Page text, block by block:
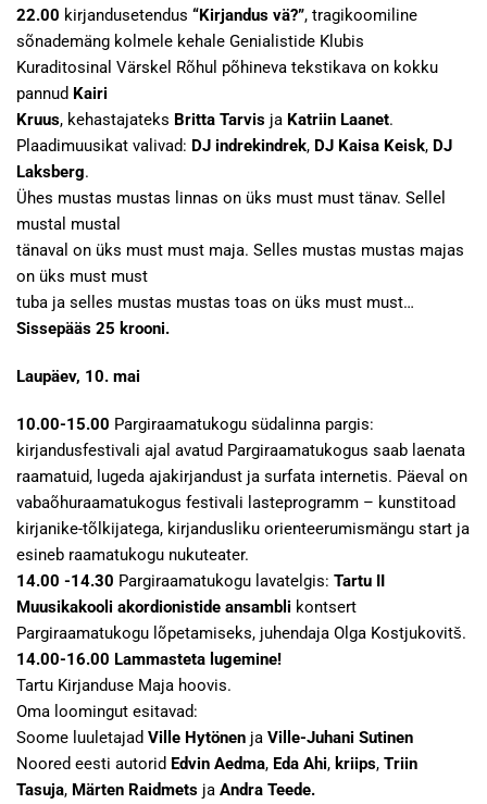
22.00 kirjandusetendus “Kirjandus vä?”, tragikoomiline
sõnademäng kolmele kehale Genialistide Klubis
Kuraditosinal Värskel Rõhul põhineva tekstikava on kokku
pannud Kairi
Kruus, kehastajateks Britta Tarvis ja Katriin Laanet.
Plaadimuusikat valivad: DJ indrekindrek, DJ Kaisa Keisk, DJ
Laksberg.
Ühes mustas mustas linnas on üks must must tänav. Sellel
mustal mustal
tänaval on üks must must maja. Selles mustas mustas majas
on üks must must
tuba ja selles mustas mustas toas on üks must must…
Sissepääs 25 krooni.
Laupäev, 10. mai
10.00-15.00 Pargiraamatukogu südalinna pargis:
kirjandusfestivali ajal avatud Pargiraamatukogus saab laenata
raamatuid, lugeda ajakirjandust ja surfata internetis. Päeval on
vabaõhuraamatukogus festivali lasteprogramm – kunstitoad
kirjanike-tõlkijatega, kirjandusliku orienteerumismängu start ja
esineb raamatukogu nukuteater.
14.00 -14.30 Pargiraamatukogu lavatelgis: Tartu II
Muusikakooli akordionistide ansambli kontsert
Pargiraamatukogu lõpetamiseks, juhendaja Olga Kostjukovitš.
14.00-16.00 Lammasteta lugemine!
Tartu Kirjanduse Maja hoovis.
Oma loomingut esitavad:
Soome luuletajad Ville Hytönen ja Ville-Juhani Sutinen
Noored eesti autorid Edvin Aedma, Eda Ahi, kriips, Triin
Tasuja, Märten Raidmets ja Andra Teede.